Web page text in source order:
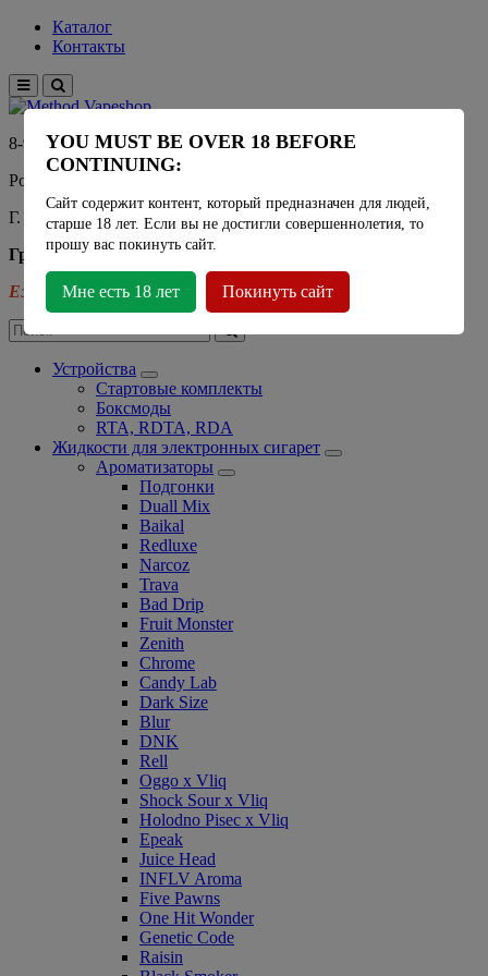
Каталог
Контакты
8-915-450-21-92
Розничный магазин Method Vapeshop
Г. Москва, улица Южнобутовская 36
График работы
Ежедневно - 11:00 - 21:00
Устройства
Стартовые комплекты
Боксмоды
RTA, RDTA, RDA
Жидкости для электронных сигарет
Ароматизаторы
Подгонки
Duall Mix
Baikal
Redluxe
Narcoz
Trava
Bad Drip
Fruit Monster
Zenith
Chrome
Candy Lab
Dark Size
Blur
DNK
Rell
Oggo x Vliq
Shock Sour x Vliq
Holodno Pisec x Vliq
Epeak
Juice Head
INFLV Aroma
Five Pawns
One Hit Wonder
Genetic Code
Raisin
YOU MUST BE OVER 18 BEFORE
CONTINUING:
Сайт содержит контент, который предназначен для людей,
старше 18 лет. Если вы не достигли совершеннолетия, то
прошу вас покинуть сайт.
Мне есть 18 лет Покинуть сайт